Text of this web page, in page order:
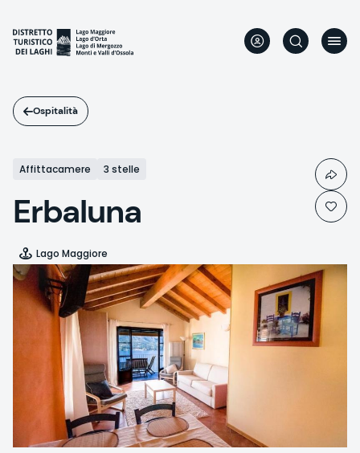
contenuto
principale
Ospitalità
Affittacamere 3 stelle
Erbaluna
Lago Maggiore